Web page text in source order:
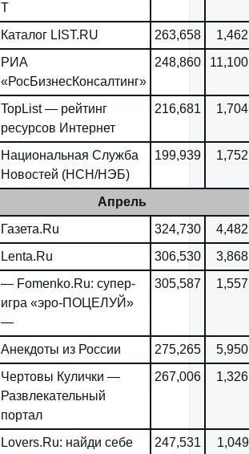
T
Каталог LIST.RU 263,658
РИА
«РосБизнесКонсалтинг»
248,860
TopList — рейтинг
ресурсов Интернет
216,681
Национальная Служба
Новостей (НСН/НЭБ)
199,939
Апрель
Газета.Ru 324,730
Lenta.Ru 306,530
— Fomenko.Ru: супер-
игра «эро-ПОЦЕЛУЙ»
—
305,587
Анекдоты из России 275,265
Чертовы Кулички —
Развлекательный
портал
267,006
Lovers.Ru: найди себе
247,531